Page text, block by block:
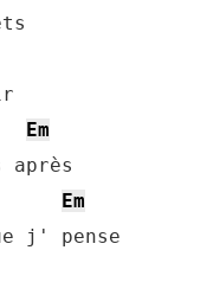
Em
après
Em
j' pense